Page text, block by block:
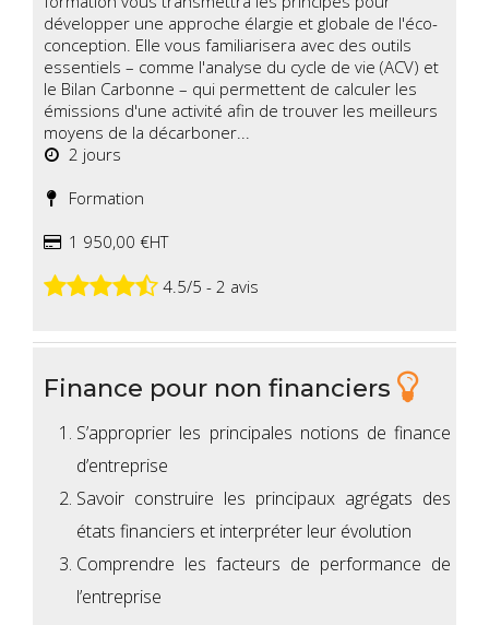
développer une approche élargie et globale de l'éco-
conception. Elle vous familiarisera avec des outils
essentiels – comme l'analyse du cycle de vie (ACV) et
le Bilan Carbonne – qui permettent de calculer les
émissions d'une activité afin de trouver les meilleurs
moyens de la décarboner...
2 jours
Formation
1 950,00 €HT
4.5/5 - 2 avis
Finance pour non financiers
S’approprier les principales notions de finance
d’entreprise
Savoir construire les principaux agrégats des
états financiers et interpréter leur évolution
Comprendre les facteurs de performance de
l’entreprise